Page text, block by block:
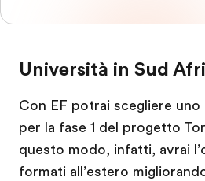
Università in Sud
Con EF potrai scegliere
per la fase 1 del progetto
questo modo, infatti, avrai
formati all’estero